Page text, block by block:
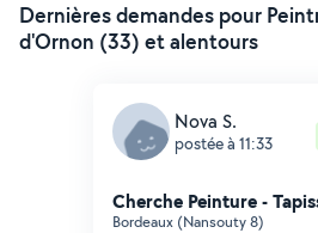
Dernières demandes pour
d'Ornon (33) et alentours
Nova S.
postée à 11:33
Cherche Peinture -
Bordeaux (Nansouty 8)